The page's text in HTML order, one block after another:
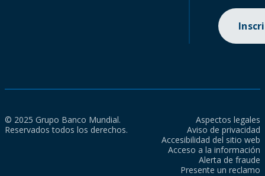
© 2025 Grupo Banco Mundial.
Reservados todos los derechos.
Aspectos legales
Aviso de privacidad
Accesibilidad del sitio web
Acceso a la información
Alerta de fraude
Presente un reclamo